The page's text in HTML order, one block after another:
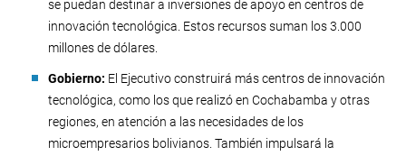
se puedan destinar a inversiones de apoyo en centros de
innovación tecnológica. Estos recursos suman los 3.000
millones de dólares.
Gobierno: El Ejecutivo construirá más centros de innovación
tecnológica, como los que realizó en Cochabamba y otras
regiones, en atención a las necesidades de los
microempresarios bolivianos. También impulsará la